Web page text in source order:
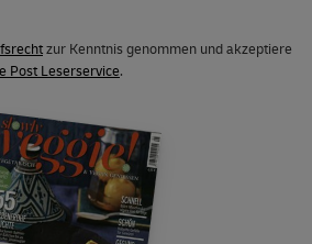
zur Kenntnis genommen und akzeptiere
Post Leserservice.